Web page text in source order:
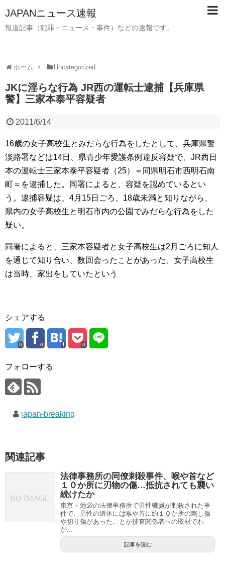
JAPANニュース速報
報道記事（犯罪・ニュース・事件）などの速報です。
ホーム Uncategorized
JKに淫らな行為 JR西の運転士逮捕【兵庫県
警】三家本泰平容疑者
2011/6/14
16歳の女子高校生とみだらな行為をしたとして、兵庫県警
淡路署などは14日、県青少年愛護条例違反容疑で、JR西日
本の運転士三家本泰平容疑者（25）＝同県明石市西明石南
町＝を逮捕した。同署によると、容疑を認めているとい
う。逮捕容疑は、4月15日ごろ、18歳未満と知りながら、
県内の女子高校生と明石市内の公園でみだらな行為をした
疑い。
同署によると、三家本容疑者と女子高校生は2月ごろに知人
を通じて知り合い、数回会ったことがあった。女子高校生
は当時、家出をしていたという
シェアする
0 0 0
フォローする
japan-breaking
関連記事
法律事務所の同僚刺殺事件、喉や首など
１０か所に刃物の傷…抵抗されても襲い
続けたか
東京・池袋の法律事務所で男性職員が刺殺された事
件で、男性の遺体には喉や首に約１０か所の刺し傷
や切り傷があったことが捜査関係者への取材でわ
か...
記事を読む